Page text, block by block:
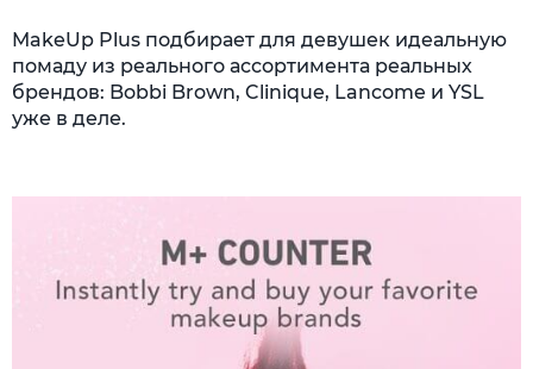
MakeUp Plus подбирает для девушек идеальную
помаду из реального ассортимента реальных
брендов: Bobbi Brown, Clinique, Lancome и YSL
уже в деле.